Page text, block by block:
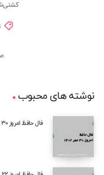
نوشته های محبوب
فال حافظ امروز 30 مهر 1402 + با صدای دلنشین فریدون فرح‌اندوز